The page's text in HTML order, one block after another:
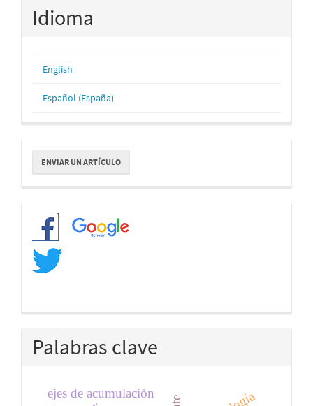
Idioma
English
Español (España)
Enviar
un
artículo
ENVIAR UN ARTÍCULO
Redes
Palabras clave
ejes de acumulación